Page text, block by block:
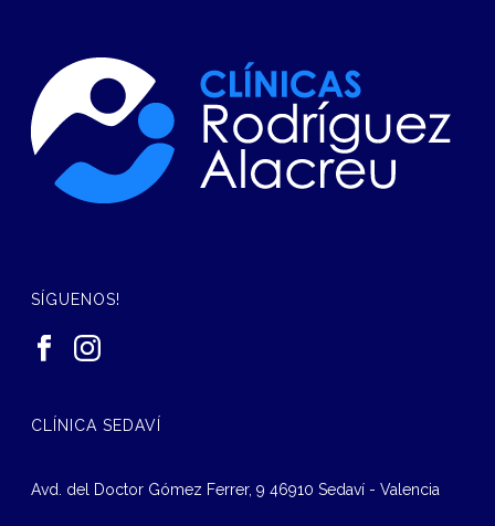
SÍGUENOS!
CLÍNICA SEDAVÍ
Avd. del Doctor Gómez Ferrer, 9 46910 Sedaví - Valencia